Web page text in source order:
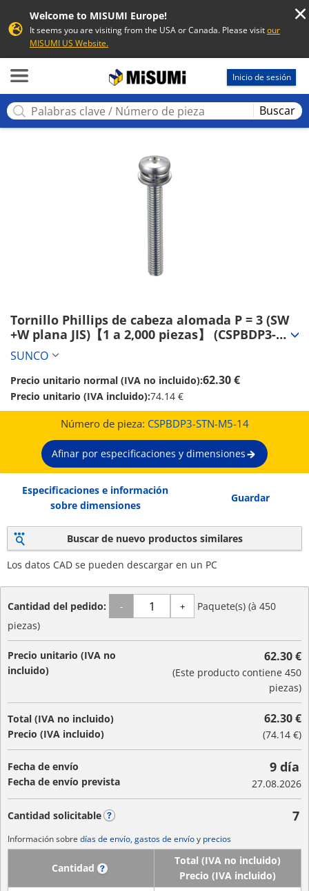
Welcome to MISUMI Europe!
It seems you are visiting from the USA or Canada. Please visitour
MISUMI US Website.
Inicio de sesión
Buscar
Tornillo Phillips de cabeza alomada P = 3 (SW
+W plana JIS)【1 a 2,000 piezas】 (CSPBDP3-
STN-M5-14)
SUNCO
Precio unitario normal (IVA no incluido):62.30 €
Precio unitario (IVA incluido):74.14 €
Número de pieza: CSPBDP3-STN-M5-14
Afinar por especificaciones y dimensiones
Especificaciones e información
sobre dimensiones
Guardar
Buscar de nuevo productos similares
Los datos CAD se pueden descargar en un PC
Cantidad del pedido: - +
Paquete(s) (à 450
piezas)
Precio unitario (IVA no
incluido)
62.30 €
(Este producto contiene 450
piezas)
Total (IVA no incluido)
Precio (IVA incluido)
62.30 €
(74.14 €)
Fecha de envío
Fecha de envío prevista
9 día
27.08.2026
Cantidad solicitable 7
Información sobre días de envío, gastos de envíoy precios
Cantidad
Total (IVA no incluido)
Precio (IVA incluido)